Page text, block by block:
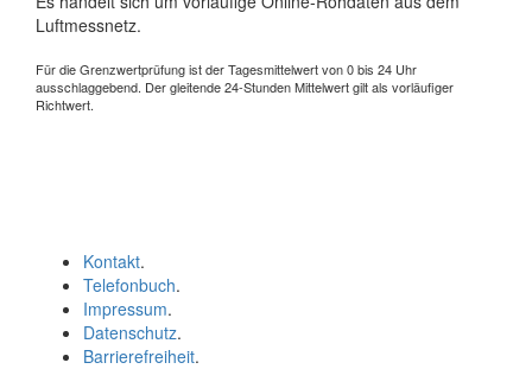
Luftmessnetz.
Für die Grenzwertprüfung ist der Tagesmittelwert von 0 bis 24 Uhr
ausschlaggebend. Der gleitende 24-Stunden Mittelwert gilt als vorläufiger
Richtwert.
Kontakt.
Telefonbuch.
Impressum.
Datenschutz.
Barrierefreiheit.